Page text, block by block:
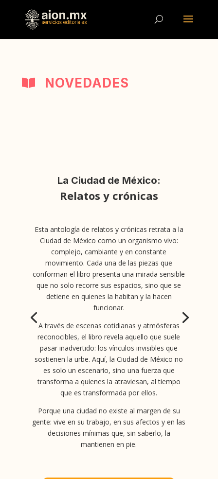
 NOVEDADES
La Ciudad de México:
Relatos y crónicas
Esta antología de relatos y crónicas retrata a la
Ciudad de México como un organismo vivo:
complejo, cambiante y en constante
movimiento. Cada una de las piezas que
conforman el libro presenta una mirada sensible
que no solo recorre sus espacios, sino que se
detiene en quienes la habitan y la hacen
funcionar.
A través de escenas cotidianas y atmósferas
reconocibles, el libro revela aquello que suele
pasar inadvertido: los vínculos invisibles que
sostienen la urbe. Aquí, la Ciudad de México no
es solo un escenario, sino una fuerza que
transforma a quienes la atraviesan, al tiempo
que es transformada por ellos.
Porque una ciudad no existe al margen de su
gente: vive en su trabajo, en sus afectos y en las
decisiones mínimas que, sin saberlo, la
mantienen en pie.